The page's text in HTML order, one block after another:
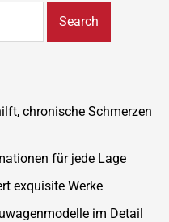
chronische Schmerzen
für jede Lage
exquisite Werke
im Detail